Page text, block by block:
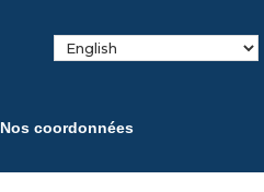
Nos coordonnées